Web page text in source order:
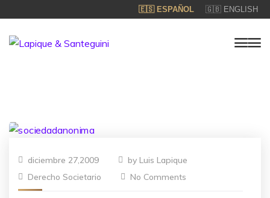
🇪🇸 ESPAÑOL 🇬🇧 ENGLISH
diciembre 27,2009 by Luis Lapique
Derecho Societario
No Comments